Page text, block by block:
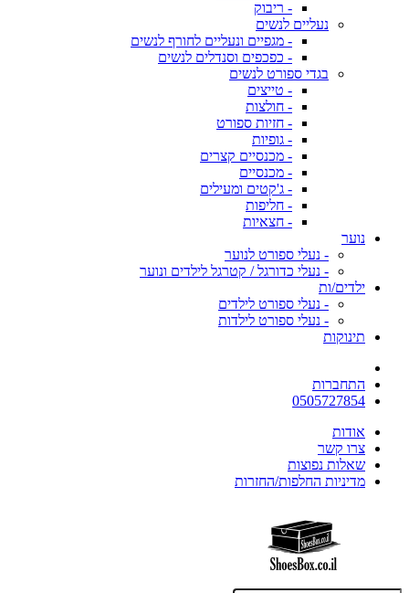
- ריבוק
נעליים לנשים
- מגפיים ונעליים לחורף לנשים
- כפכפים וסנדלים לנשים
בגדי ספורט לנשים
- טייצים
- חולצות
- חזיות ספורט
- גופיות
- מכנסיים קצרים
- מכנסיים
- ג'קטים ומעילים
- חליפות
- חצאיות
נוער
- נעלי ספורט לנוער
- נעלי כדורגל / קטרגל לילדים ונוער
ילדים/ות
- נעלי ספורט לילדים
- נעלי ספורט לילדות
תינוקות
התחברות
0505727854
אודות
צרו קשר
שאלות נפוצות
מדיניות החלפות/החזרות